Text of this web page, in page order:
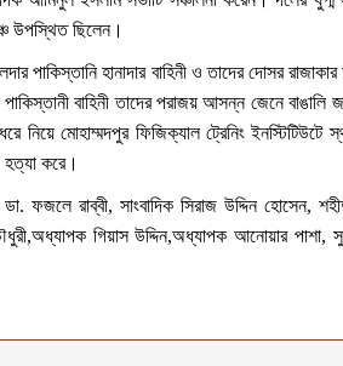
উপস্থিত ছিলেন।
পাকিস্তানি হানাদার বাহিনী ও তাদের দোসর
বাহিনী তাদের পরাজয় আসন্ন জেনে বাঙালি
নিয়ে মোহাম্মদপুর ফিজিক্যাল ট্রেনিং
হত্যা করে।
ফজলে রাব্বী, সাংবাদিক সিরাজ উদ্দিন হোসেন,
গিয়াস উদ্দিন,অধ্যাপক আনোয়ার পাশা,